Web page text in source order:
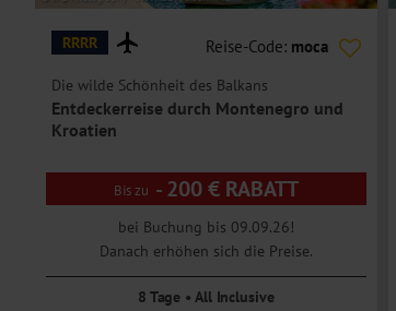
RRRR Reise-Code: moca
Die wilde Schönheit des Balkans
Entdeckerreise durch Montenegro und
Kroatien
- 200 € RABATT
bei Buchung bis 09.09.26!
Danach erhöhen sich die Preise.
8 Tage • All Inclusive